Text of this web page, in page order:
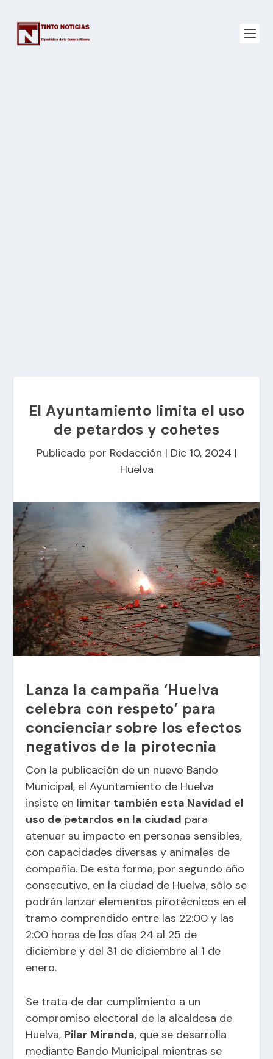
El Ayuntamiento limita el uso
de petardos y cohetes
Publicado por Redacción | Dic 10, 2024 |
Huelva
Lanza la campaña ‘Huelva
celebra con respeto’ para
concienciar sobre los efectos
negativos de la pirotecnia
Con la publicación de un nuevo Bando
Municipal, elAyuntamiento de Huelva
insiste en limitar también esta Navidad el
uso de petardos en la ciudad para
atenuar su impacto en personas sensibles,
con capacidades diversas y animales de
compañía. De esta forma, por segundo año
consecutivo, en la ciudad de Huelva, sólo se
podrán lanzar elementos pirotécnicos en el
tramo comprendido entre las 22:00 y las
2:00 horas de los días 24 al 25 de
diciembre y del 31 de diciembre al 1 de
enero.
Se trata de dar cumplimiento a un
compromiso electoral de la alcaldesa de
Huelva, Pilar Miranda, que se desarrolla
mediante Bando Municipal mientras se